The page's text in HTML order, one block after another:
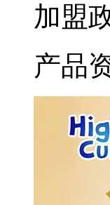
加盟
产品